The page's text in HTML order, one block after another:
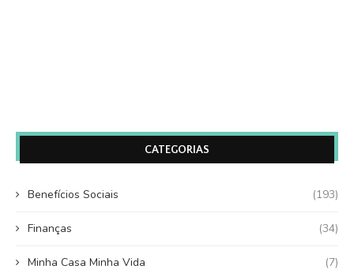
CATEGORIAS
Benefícios Sociais (193)
Finanças (34)
Minha Casa Minha Vida (7)